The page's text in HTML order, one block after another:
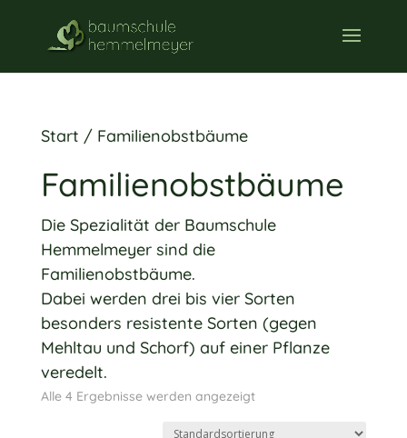
Start / Familienobstbäume
Familienobstbäume
Die Spezialität der Baumschule
Hemmelmeyer sind die
Familienobstbäume.
Dabei werden drei bis vier Sorten
besonders resistente Sorten (gegen
Mehltau und Schorf) auf einer Pflanze
veredelt.
Alle 4 Ergebnisse werden angezeigt